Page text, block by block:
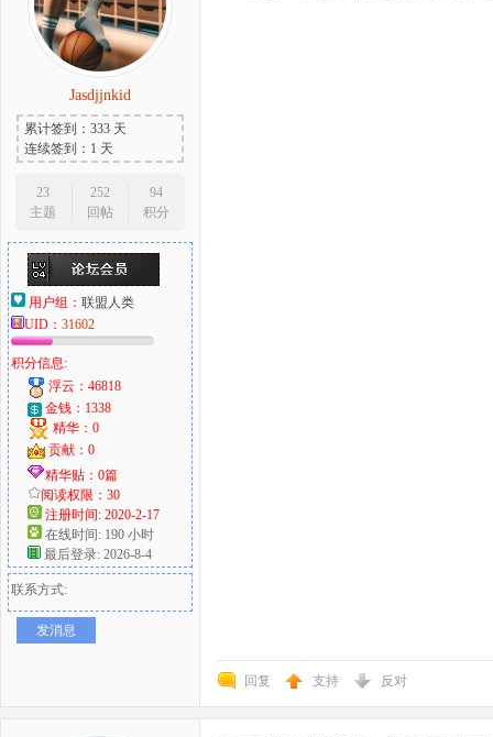
Jasdjjnkid
累计签到：333 天
连续签到：1 天
23
主题
252
回帖
94
积分
用户组： 联盟人类
UID： 31602
积分信息:
浮云：46818
金钱：1338
精华：0
贡献：0
精华贴：0篇
阅读权限：30
注册时间: 2020-2-17
在线时间: 190 小时
最后登录: 2026-8-4
联系方式:
发消息
回复 支持 反对